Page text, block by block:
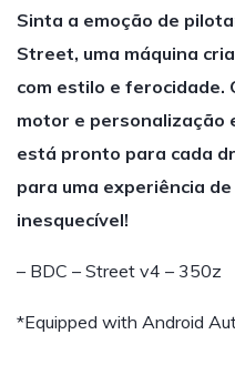
Sinta a emoção de
Street, uma máquina
com estilo e ferocidade.
motor e personalização
está pronto para cada
para uma experiência
inesquecível!
– BDC – Street v4 – 350z
*Equipped with Android